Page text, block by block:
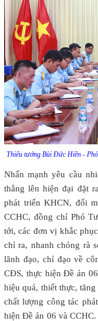
Thiếu tướng Bùi Đức Hiền -
Nhấn mạnh yêu cầu
thẳng lên hiện đại đặt
phát triển KHCN, đổi
CCHC, đồng chí Phó
tới, các đơn vị khắc
chỉ ra, nhanh chóng rà
lãnh đạo, chỉ đạo về
CĐS, thực hiện Đề án
hiệu quả, thiết thực,
chất lượng công tác
hiện Đề án 06 và